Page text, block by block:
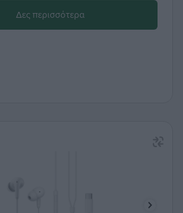
Δες περισσότερα